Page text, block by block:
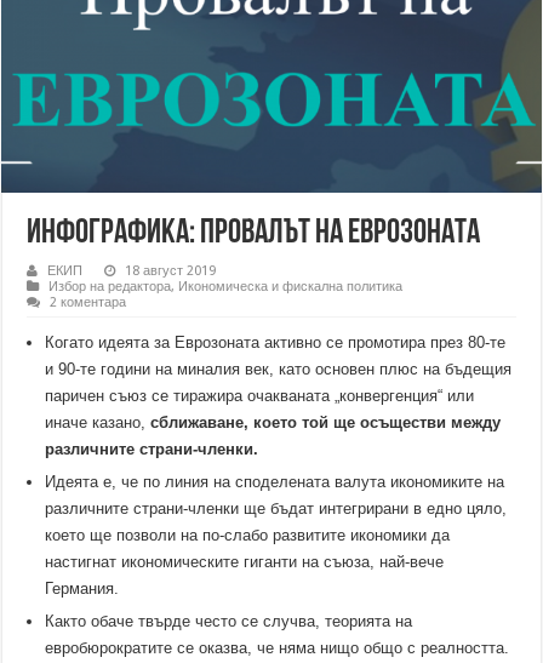
Инфографика: Провалът на Еврозоната
ЕКИП
18 август 2019
Избор на редактора, Икономическа и фискална политика
2 коментара
Когато идеята за Еврозоната активно се промотира през 80-те
и 90-те години на миналия век, като основен плюс на бъдещия
паричен съюз се тиражира очакваната „конвергенция“ или
иначе казано,сближаване, което той ще осъществи между
различните страни-членки.
Идеята е, че по линия на споделената валута икономиките на
различните страни-членки ще бъдат интегрирани в едно цяло,
което ще позволи на по-слабо развитите икономики да
настигнат икономическите гиганти на съюза, най-вече
Германия.
Както обаче твърде често се случва, теорията на
евробюрократите се оказва, че няма нищо общо с реалността.